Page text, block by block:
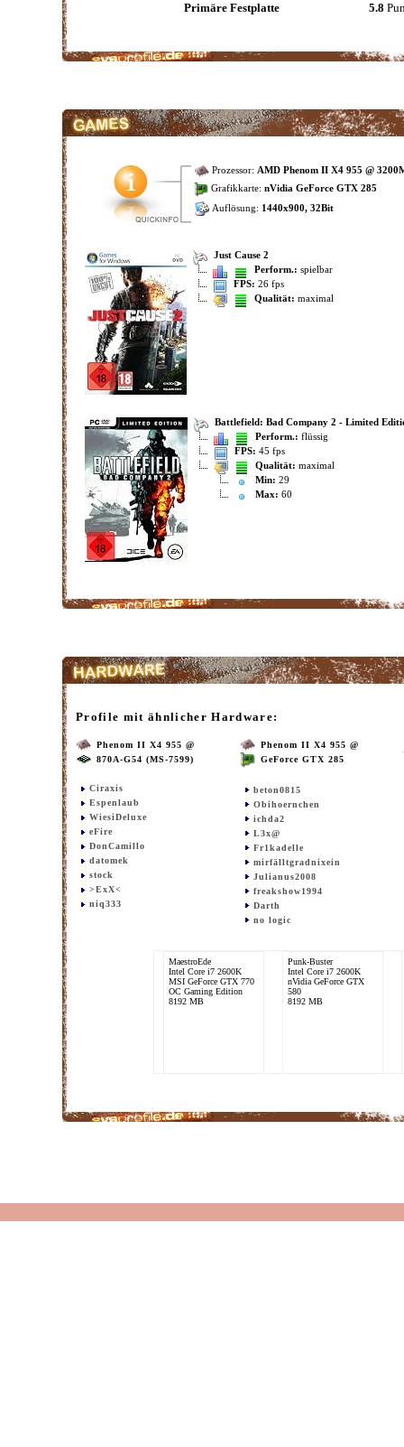
Primäre Festplatte
5.8
Prozessor: AMD Phenom II X4 955 @
Grafikkarte: nVidia GeForce GTX 285
Auflösung: 1440x900, 32Bit
Just Cause 2
Perform.: spielbar
FPS: 26 fps
Qualität: maximal
Battlefield: Bad Company 2 - Limited
Perform.: flüssig
FPS: 45 fps
Qualität: maximal
Min: 29
Max: 60
Profile mit ähnlicher Hardware:
Phenom II X4 955 @
870A-G54 (MS-7599)
Ciraxis
Espenlaub
WiesiDeluxe
eFire
DonCamillo
datomek
stock
>ExX<
niq333
Phenom II X4 955 @
GeForce GTX 285
beton0815
Obihoernchen
ichda2
L3x@
Fr1kadelle
mirfälltgradnixein
Julianus2008
freakshow1994
Darth
no logic
MaestroEde
Intel Core i7 2600K
MSI GeForce GTX 770
OC Gaming Edition
8192 MB
Punk-Buster
Intel Core i7 2600K
nVidia GeForce GTX
580
8192 MB
955 Black Edition
nVidia GeForce GTX
955
nVidia GeForce GTX